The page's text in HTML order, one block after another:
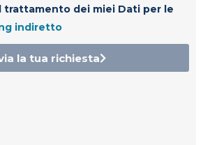
trattamento dei miei Dati per le
indiretto
la tua richiesta